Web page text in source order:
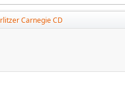
Carnegie CD